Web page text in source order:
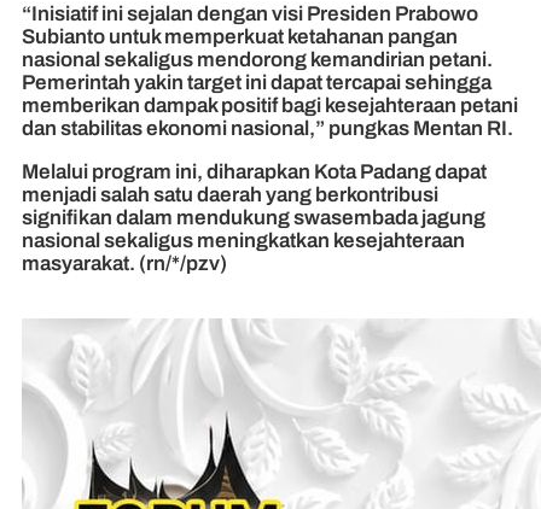
“Inisiatif ini sejalan dengan visi Presiden Prabowo
Subianto untuk memperkuat ketahanan pangan
nasional sekaligus mendorong kemandirian petani.
Pemerintah yakin target ini dapat tercapai sehingga
memberikan dampak positif bagi kesejahteraan petani
dan stabilitas ekonomi nasional,” pungkas Mentan RI.
Melalui program ini, diharapkan Kota Padang dapat
menjadi salah satu daerah yang berkontribusi
signifikan dalam mendukung swasembada jagung
nasional sekaligus meningkatkan kesejahteraan
masyarakat. (rn/*/pzv)